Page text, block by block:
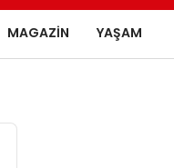
MAGAZIN YAŞAM